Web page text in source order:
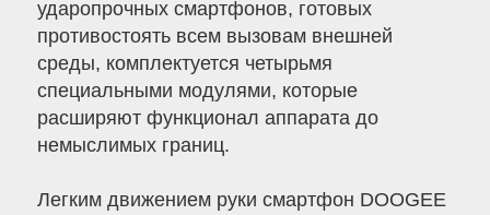
ударопрочных смартфонов, готовых
противостоять всем вызовам внешней
среды, комплектуется четырьмя
специальными модулями, которые
расширяют функционал аппарата до
немыслимых границ.
Легким движением руки смартфон DOOGEE